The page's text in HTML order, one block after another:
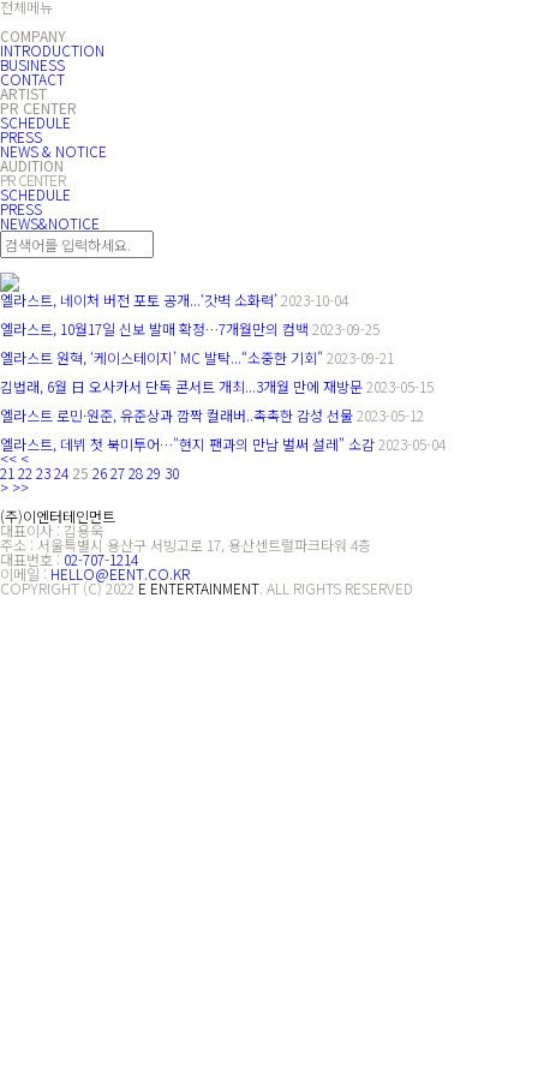
전체메뉴
COMPANY
INTRODUCTION
BUSINESS
CONTACT
ARTIST
PR CENTER
SCHEDULE
PRESS
NEWS & NOTICE
AUDITION
PR CENTER
SCHEDULE
PRESS
NEWS&NOTICE
엘라스트, 네이처 버전 포토 공개...‘갓벽 소화력’2023-10-04
엘라스트, 10월17일 신보 발매 확정…7개월만의 컴백 2023-09-25
엘라스트 원혁, ‘케이스테이지’ MC 발탁...“소중한 기회" 2023-09-21
김법래, 6월 日 오사카서 단독 콘서트 개최...3개월 만에 재방문2023-05-15
엘라스트 로민·원준, 유준상과 깜짝 컬래버..촉촉한 감성 선물2023-05-12
엘라스트, 데뷔 첫 북미투어…"현지 팬과의 만남 벌써 설레" 소감2023-05-04
<< <
21 22 2324 25 26272829 30
> >>
(주)이엔터테인먼트
대표이사 : 김용욱
주소 : 서울특별시 용산구 서빙고로 17, 용산센트럴파크타워 4층
대표번호 :02-707-1214
이메일 : HELLO@EENT.CO.KR
COPYRIGHT (C) 2022 E ENTERTAINMENT. ALL RIGHTS RESERVED